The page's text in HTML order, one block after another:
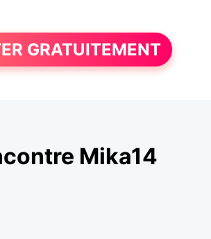
GRATUITEMENT
Mika14